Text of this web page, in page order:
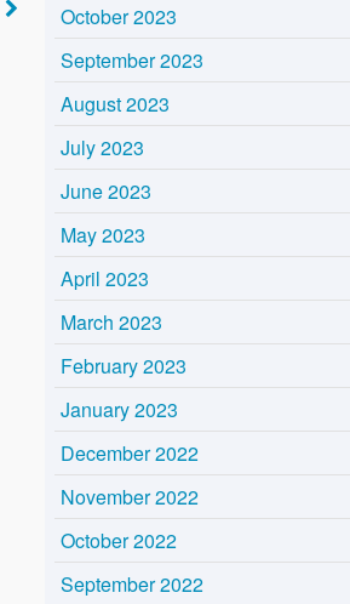
October 2023
September 2023
August 2023
July 2023
June 2023
May 2023
April 2023
March 2023
February 2023
January 2023
December 2022
November 2022
October 2022
September 2022